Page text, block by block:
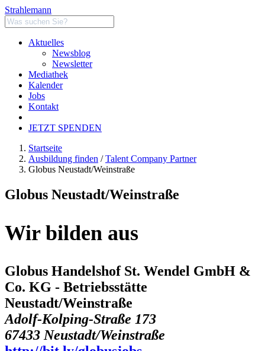
Strahlemann
Aktuelles
Newsblog
Newsletter
Mediathek
Kalender
Jobs
Kontakt
JETZT SPENDEN
Startseite
Ausbildung finden /Talent Company Partner
Globus Neustadt/Weinstraße
Globus Neustadt/Weinstraße
Wir bilden aus
Globus Handelshof St. Wendel GmbH &
Co. KG - Betriebsstätte
Neustadt/Weinstraße
Adolf-Kolping-Straße 173
67433 Neustadt/Weinstraße